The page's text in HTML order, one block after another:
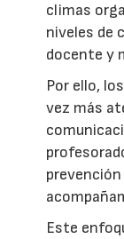
climas
niveles de
docente y
Por ello,
vez más
Este